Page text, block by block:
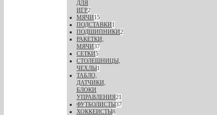
ДЛЯ
ИГР2
МЯЧИ15
ПОДСТАВКИ1
ПОДШИПНИКИ2
РАКЕТКИ,
МЯЧИ37
СЕТКИ5
СТОЛЕШНИЦЫ,
ЧЕХЛЫ1
ТАБЛО,
ДАТЧИКИ,
БЛОКИ
УПРАВЛЕНИЯ21
ФУТБОЛИСТЫ37
ХОККЕИСТЫ8